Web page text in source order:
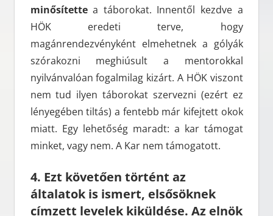
minősítettea táborokat. Innentől kezdve a
HÖK eredeti terve, hogy
magánrendezvényként elmehetnek a gólyák
szórakozni meghiúsult a mentorokkal
nyilvánvalóan fogalmilag kizárt. A HÖK viszont
nem tud ilyen táborokat szervezni (ezért ez
lényegében tiltás) a fentebb már kifejtett okok
miatt. Egy lehetőség maradt: a kar támogat
minket, vagy nem. A Kar nem támogatott.
4. Ezt követően történt az
általatok is ismert, elsősöknek
címzett levelek kiküldése. Az elnök